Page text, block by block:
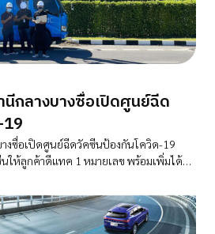
กลางบางซื่อเปิดศูนย์ฉีด
งซื่อเปิดศูนย์ฉีดวัคซีนป้องกันโควิด-19
ให้ลูกค้าดีแทค 1 หมายเลข พร้อมเพิ่มได้อีก